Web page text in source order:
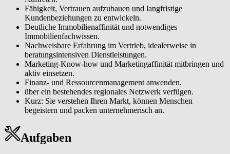
W&W Netzwerk und etablieren ein persönliches Partnernetzwerk
aus Eigentümerinnen und Eigentümern, Tippgeberinnen und
Tippgebern, Dienstleisterinnen und Dienstleistern und lokalen
Kontakten, das Ihr Geschäft langfristig trägt.
Modernde Tools & CRM effizient einsetzen. Mit unserem Makler-
CRM, einer Immobilienbewertungssoftware sowie weiteren
digitalen Makler-Tools und klaren Prozessen organisieren Sie
Abläufe effizient und steigern damit Ihre Reichweite und
Vermittlungsquote.
Ihr Geschäft unternehmerisch steuern. Sie managen Marketing,
finanzielle Entscheidungen für Ihr nachhaltig wachsendes, rentables
Immobiliengeschäft.
Fähigkeit, Vertrauen aufzubauen und langfristige
Kundenbeziehungen zu entwickeln.
Deutliche Immobilienaffinität und notwendiges
Immobilienfachwissen.
Nachweisbare Erfahrung im Vertrieb, idealerweise in
beratungsintensiven Dienstleistungen.
Marketing-Know-how und Marketingaffinität mitbringen und
aktiv einsetzen.
Finanz- und Ressourcenmanagement anwenden.
über ein bestehendes regionales Netzwerk verfügen.
Kurz: Sie verstehen Ihren Markt, können Menschen
begeistern und packen unternehmerisch an.
Aufgaben